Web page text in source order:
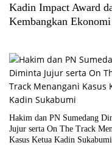
Kadin Impact Award
Kembangkan
Hakim dan PN Sumedang
Jujur serta On The Track
Kasus Ketua Kadin Sukabumi